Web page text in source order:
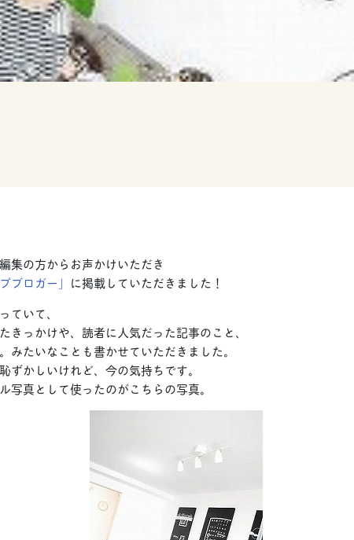
集の方からお声かけいただき
ブロガー」 に掲載していただきました！
ていて、
きっかけや、読者に人気だった記事のこと、
みたいなことも書かせていただきました。
ずかしいけれど、今の気持ちです。
写真として使ったのがこちらの写真。